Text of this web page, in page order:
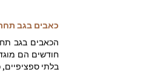
כאבים בגב
הכאבים בגב
חודשים הם
בלתי